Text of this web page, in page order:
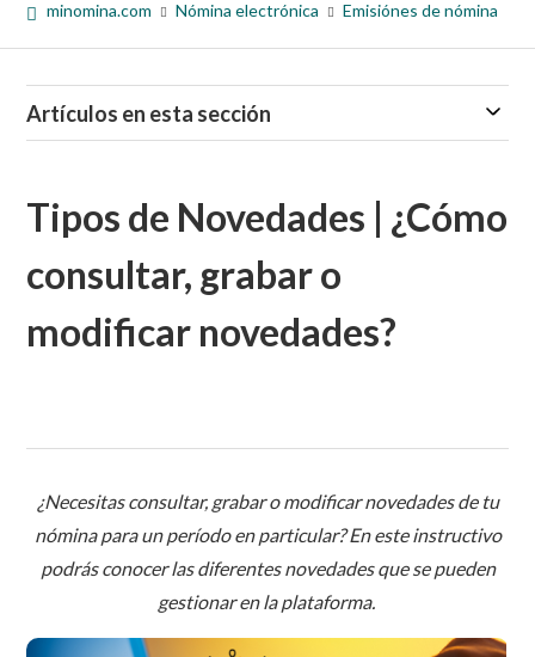
minomina.com Nómina electrónica Emisiónes de nómina
Artículos en esta sección
Tipos de Novedades | ¿Cómo
consultar, grabar o
modificar novedades?
¿Necesitas consultar, grabar o modificar novedades de tu
nómina para un período en particular? En este instructivo
podrás conocer las diferentes novedades que se pueden
gestionar en la plataforma.